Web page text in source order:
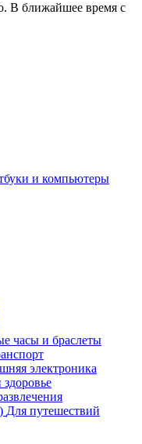
В ближайшее время с
и компьютеры
часы и браслеты
электроника
Для путешествий